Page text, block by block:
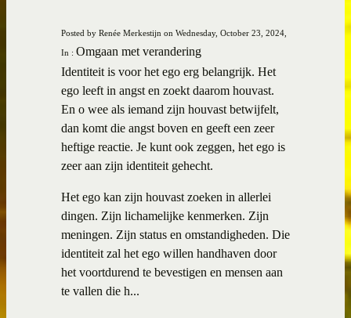
Posted by Renée Merkestijn on Wednesday, October 23, 2024,
In : Omgaan met verandering
Identiteit is voor het ego erg belangrijk. Het
ego leeft in angst en zoekt daarom houvast.
En o wee als iemand zijn houvast betwijfelt,
dan komt die angst boven en geeft een zeer
heftige reactie. Je kunt ook zeggen, het ego is
zeer aan zijn identiteit gehecht.
Het ego kan zijn houvast zoeken in allerlei
dingen. Zijn lichamelijke kenmerken. Zijn
meningen. Zijn status en omstandigheden. Die
identiteit zal het ego willen handhaven door
het voortdurend te bevestigen en mensen aan
te vallen die h...